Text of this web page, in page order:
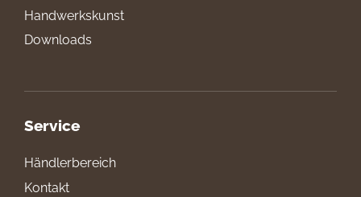
Handwerkskunst
Downloads
Service
Händlerbereich
Kontakt